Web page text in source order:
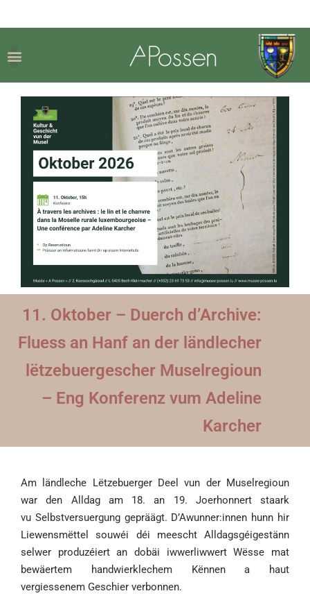
11. Oktober – Duerch d’Archive:
Fluess an Hanf an der ländlecher
lëtzebuergescher Muselregioun
– Eng Konferenz vum Adeline
Karcher
Am ländleche Lëtzebuerger Deel vun der Muselregioun
war den Alldag am 18. an 19. Joerhonnert staark
vu Selbstversuergung gepräägt. D’Awunner:innen hunn hir
Liewensmëttel souwéi déi meescht Alldagsgéigestänn
selwer produzéiert an dobäi iwwerliwwert Wësse mat
bewäertem handwierklechem Kënnen a haut
vergiessenem Geschier verbonnen.